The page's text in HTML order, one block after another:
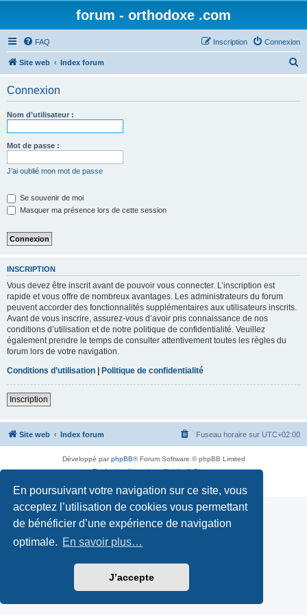
En poursuivant votre navigation sur ce site, vous
acceptez l’utilisation de cookies vous permettant
de bénéficier d’une expérience de navigation
optimale. En savoir plus…
J’accepte
forum - orthodoxe .com
FAQ Connexion
Inscription
Site web Index forum
Connexion
Nom d’utilisateur :
Mot de passe :
J’ai oublié mon mot de passe
Se souvenir de moi
Masquer ma présence lors de cette session
INSCRIPTION
Vous devez être inscrit avant de pouvoir vous connecter. L’inscription est
rapide et vous offre de nombreux avantages. Les administrateurs du forum
peuvent accorder des fonctionnalités supplémentaires aux utilisateurs inscrits.
Avant de vous inscrire, assurez-vous d’avoir pris connaissance de nos
conditions d’utilisation et de notre politique de confidentialité. Veuillez
également prendre le temps de consulter attentivement toutes les règles du
forum lors de votre navigation.
Conditions d’utilisation | Politique de confidentialité
Inscription
Site web Index forum Fuseau horaire sur UTC+02:00
Développé parphpBB® Forum Software © phpBB Limited
Traduction française officielle©Qiaeru